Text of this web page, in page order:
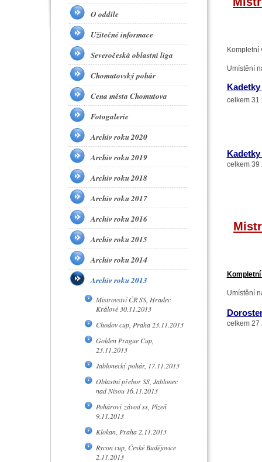
Kompletní
Umístění
celkem 31
celkem 39
Umístění
celkem 27
O oddíle
Užitečné informace
Severočeská oblastní liga
Chomutovský pohár
Cena města Chomutova
Fotogalerie
Archiv roku 2020
Archiv roku 2019
Archiv roku 2018
Archiv roku 2017
Archiv roku 2016
Archiv roku 2015
Archiv roku 2014
Archiv roku 2013
Mistrovství ČR SS, Hradec
Králové 30.11.2013
Chodov cup, Praha 23.11.2013
Golden Prague Cup,
23.11.2013
Jablonecký pohár, 17.11.2013
Oblastní přebor SS, Jablonec
nad Nisou 16.11.2013
Pohárový závod ss, Plzeň
9.11.2013
Klokan, Praha 2.11.2013
Rycon cup, České Budějovice
2.11.2013